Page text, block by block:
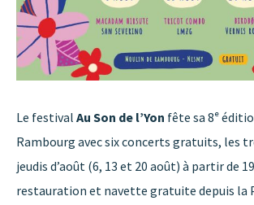
Le festival Au Son de l’Yon fête sa 8ᵉ
Rambourg avec six concerts gratuits, les
jeudis d’août (6, 13 et 20 août) à partir de
restauration et navette gratuite depuis la